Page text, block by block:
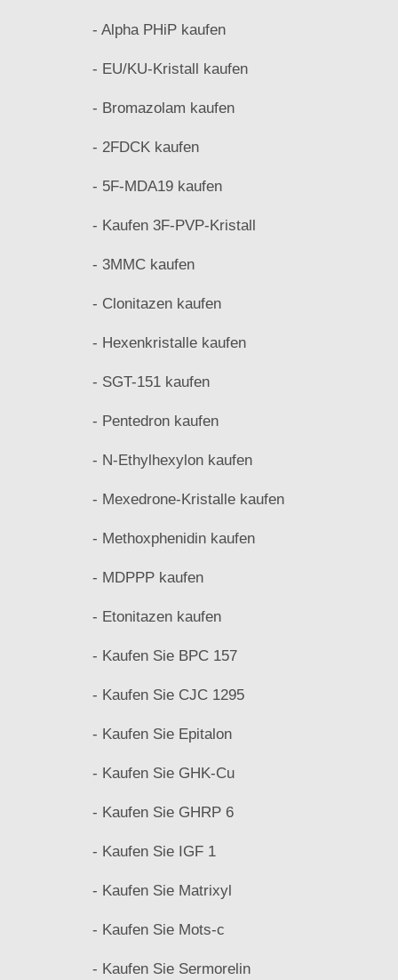
- Alpha PHiP kaufen
- EU/KU-Kristall kaufen
- Bromazolam kaufen
- 2FDCK kaufen
- 5F-MDA19 kaufen
- Kaufen 3F-PVP-Kristall
- 3MMC kaufen
- Clonitazen kaufen
- Hexenkristalle kaufen
- SGT-151 kaufen
- Pentedron kaufen
- N-Ethylhexylon kaufen
- Mexedrone-Kristalle kaufen
- Methoxphenidin kaufen
- MDPPP kaufen
- Etonitazen kaufen
- Kaufen Sie BPC 157
- Kaufen Sie CJC 1295
- Kaufen Sie Epitalon
- Kaufen Sie GHK-Cu
- Kaufen Sie GHRP 6
- Kaufen Sie IGF 1
- Kaufen Sie Matrixyl
- Kaufen Sie Mots-c
- Kaufen Sie Sermorelin